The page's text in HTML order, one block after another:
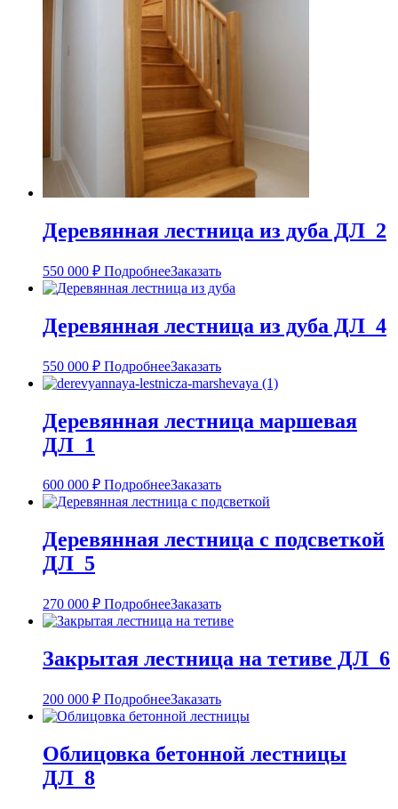
Деревянная лестница из дуба ДЛ_2
550 000 ₽ ПодробнееЗаказать
Деревянная лестница из дуба ДЛ_4
550 000 ₽ ПодробнееЗаказать
Деревянная лестница маршевая
ДЛ_1
600 000 ₽ ПодробнееЗаказать
Деревянная лестница с подсветкой
ДЛ_5
270 000 ₽ ПодробнееЗаказать
Закрытая лестница на тетиве ДЛ_6
200 000 ₽ ПодробнееЗаказать
Облицовка бетонной лестницы
ДЛ_8